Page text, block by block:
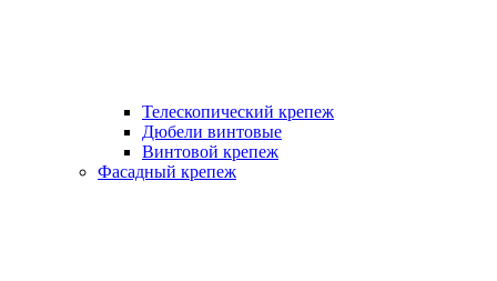
Телескопический крепеж
Дюбели винтовые
Винтовой крепеж
Фасадный крепеж